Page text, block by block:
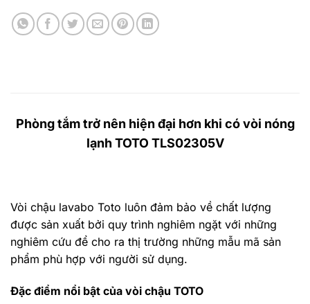
Phòng tắm trở nên hiện đại hơn khi có vòi nóng
lạnh TOTO TLS02305V
Vòi chậu lavabo Toto luôn đảm bảo về chất lượng
được sản xuất bởi quy trình nghiêm ngặt với những
nghiêm cứu để cho ra thị trường những mẫu mã sản
phẩm phù hợp với người sử dụng.
Đặc điểm nổi bật của vòi chậu TOTO